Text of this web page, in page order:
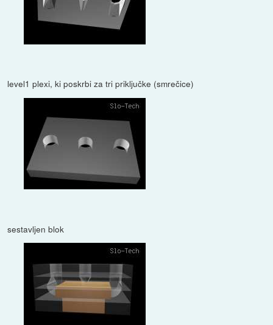
level1 plexi, ki poskrbi za tri priključke (smrečice)
sestavljen blok